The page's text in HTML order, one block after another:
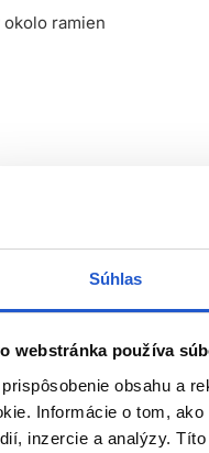
Súhlas
webstránka používa
prispôsobenie obsahu a
Informácie o tom,
inzercie a analýzy.
ramien